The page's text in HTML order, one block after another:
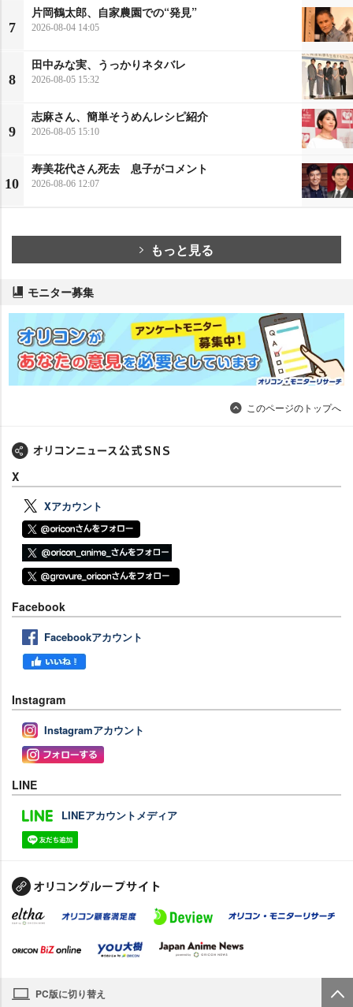
7
片岡鶴太郎、自家農園での“発見”
2026-08-04 14:05
8
田中みな実、うっかりネタバレ
2026-08-05 15:32
9
志麻さん、簡単そうめんレシピ紹介
2026-08-05 15:10
10
寿美花代さん死去 息子がコメント
2026-08-06 12:07
もっと見る
モニター募集
このページのトップへ
X
Xアカウント
Facebook
Facebookアカウント
Instagram
Instagramアカウント
LINE
LINEアカウントメディア
PC版に切り替え